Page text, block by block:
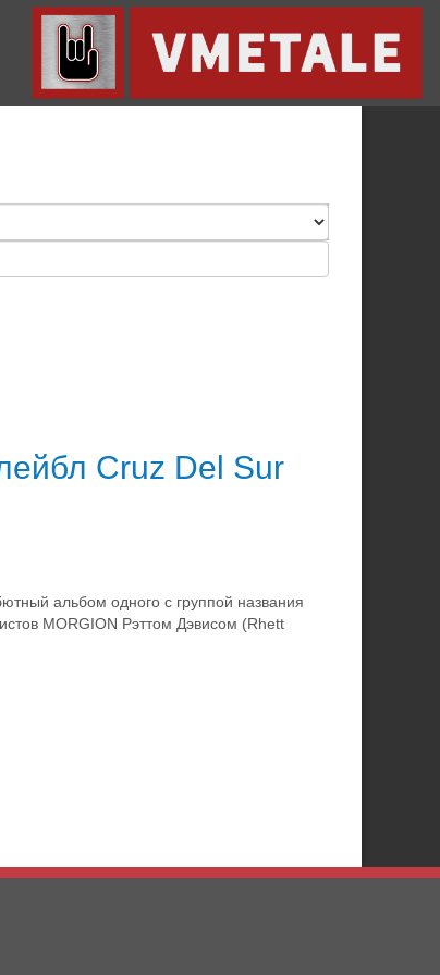
Cruz Del Sur
альбом одного с группой названия
MORGION Рэттом Дэвисом (Rhett